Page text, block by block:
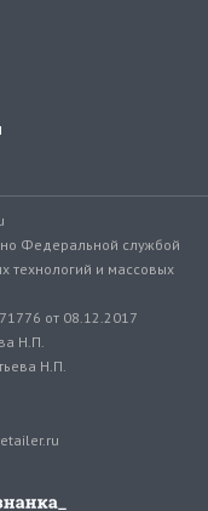
Федеральной службой
технологий и массовых
от 08.12.2017
Н.П.
Н.П.